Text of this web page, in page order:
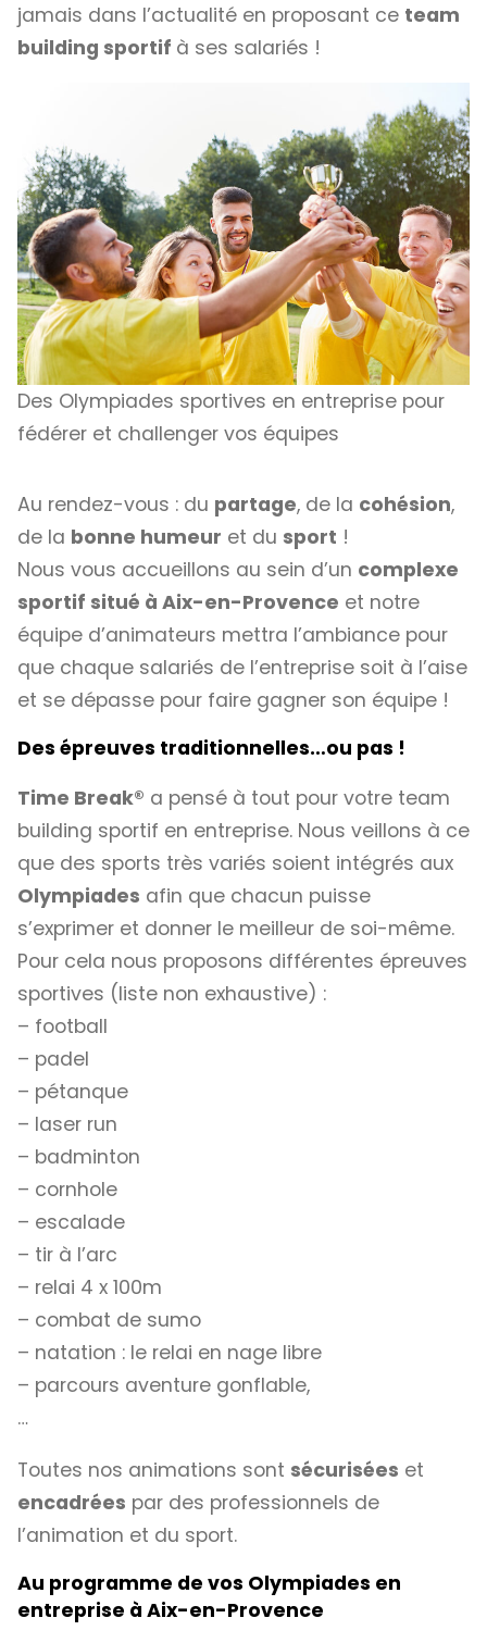
jamais dans l’actualité en proposant ce team
building sportif à ses salariés !
Des Olympiades sportives en entreprise pour
fédérer et challenger vos équipes
Au rendez-vous : du partage, de la cohésion,
de la bonne humeur et du sport !
Nous vous accueillons au sein d’un complexe
sportif situé à Aix-en-Provence et notre
équipe d’animateurs mettra l’ambiance pour
que chaque salariés de l’entreprise soit à l’aise
et se dépasse pour faire gagner son équipe !
Des épreuves traditionnelles…ou pas !
Time Break® a pensé à tout pour votre team
building sportif en entreprise. Nous veillons à ce
que des sports très variés soient intégrés aux
Olympiades afin que chacun puisse
s’exprimer et donner le meilleur de soi-même.
Pour cela nous proposons différentes épreuves
sportives (liste non exhaustive) :
– football
– padel
– pétanque
– laser run
– badminton
– cornhole
– escalade
– tir à l’arc
– relai 4 x 100m
– combat de sumo
– natation : le relai en nage libre
– parcours aventure gonflable,
…
Toutes nos animations sont sécurisées et
encadrées par des professionnels de
l’animation et du sport.
Au programme de vos Olympiades en
entreprise à Aix-en-Provence